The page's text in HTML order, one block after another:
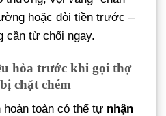
hoặc đòi tiền trước –
cần từ chối ngay.
hòa trước khi gọi thợ
chặt chém
toàn có thể tự nhận